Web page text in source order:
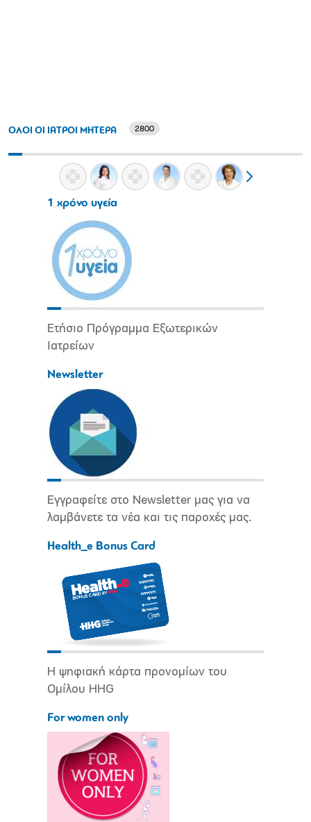
ΟΛΟΙ ΟΙ ΙΑΤΡΟΙ ΜΗΤΕΡΑ 2800
1 χρόνο υγεία
Ετήσιο Πρόγραμμα Εξωτερικών
Ιατρείων
Newsletter
Εγγραφείτε στο Newsletter μας για να
λαμβάνετε τα νέα και τις παροχές μας.
Health_e Bonus Card
Η ψηφιακή κάρτα προνομίων του
Ομίλου HHG
For women only